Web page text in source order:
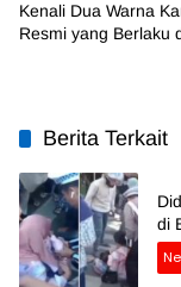
Kenali Dua Warna
Resmi yang Berlaku
Berita Terkait
di